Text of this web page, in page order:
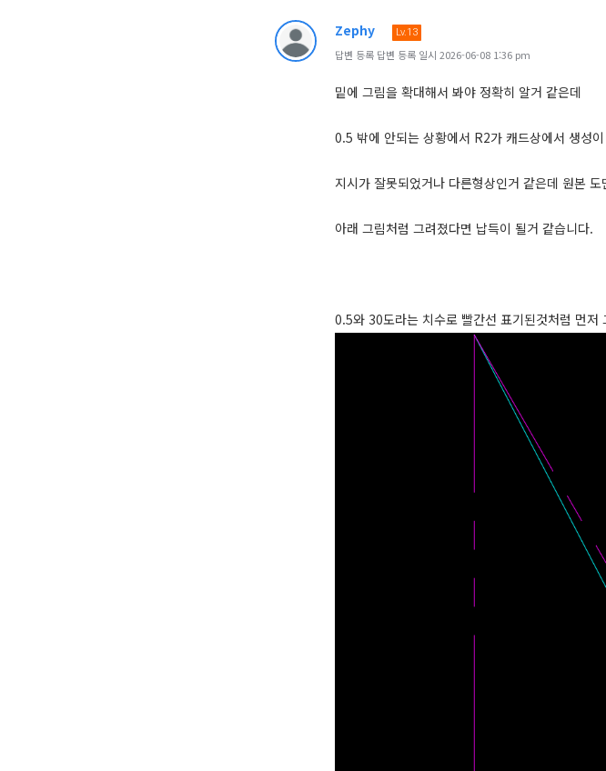
Zephy Lv.13
답변 등록 답변 등록 일시 2026-06-08 1:36 pm
밑에 그림을 확대해서 봐야 정확히 알거 같은데
0.5 밖에 안되는 상황에서 R2가 캐드상에서 생성
지시가 잘못되었거나 다른형상인거 같은데 원본
아래 그림처럼 그려졌다면 납득이 될거 같습니다.
0.5와 30도라는 치수로 빨간선 표기된것처럼 먼저